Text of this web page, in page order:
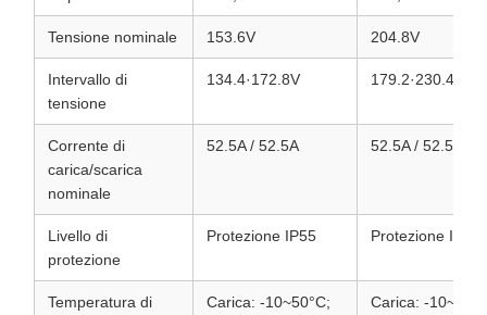
Tensione nominale 153.6V 204.8V
Intervallo di
tensione
134.4·172.8V 179.2·230.4V
Corrente di
carica/scarica
nominale
52.5A / 52.5A 52.5A / 52.5A
Livello di
protezione
Protezione IP55 Protezione IP55
Temperatura di
Carica: -10~50°C;
Carica: -